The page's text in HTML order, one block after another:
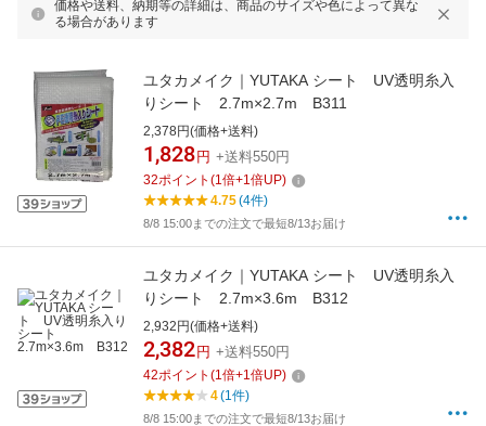
価格や送料、納期等の詳細は、商品のサイズや色によって異な
る場合があります
ユタカメイク｜YUTAKA シート UV透明糸入
りシート 2.7m×2.7m B311
2,378円(価格+送料)
1,828 円 +送料550円
32ポイント (1倍+1倍UP)
4.75(4件)
8/8 15:00までの注文で最短8/13お届け
ユタカメイク｜YUTAKA シート UV透明糸入
りシート 2.7m×3.6m B312
2,932円(価格+送料)
2,382 円 +送料550円
42ポイント (1倍+1倍UP)
4(1件)
8/8 15:00までの注文で最短8/13お届け